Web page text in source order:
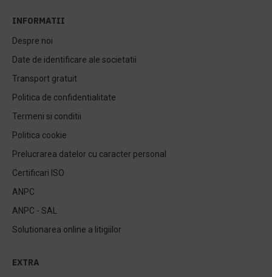
INFORMATII
Despre noi
Date de identificare ale societatii
Transport gratuit
Politica de confidentialitate
Termeni si conditii
Politica cookie
Prelucrarea datelor cu caracter personal
Certificari ISO
ANPC
ANPC - SAL
Solutionarea online a litigiilor
EXTRA